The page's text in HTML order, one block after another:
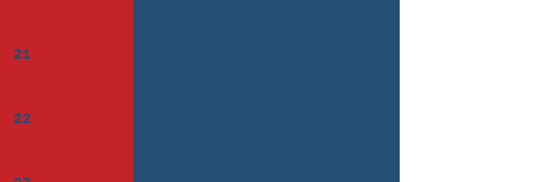
21
22